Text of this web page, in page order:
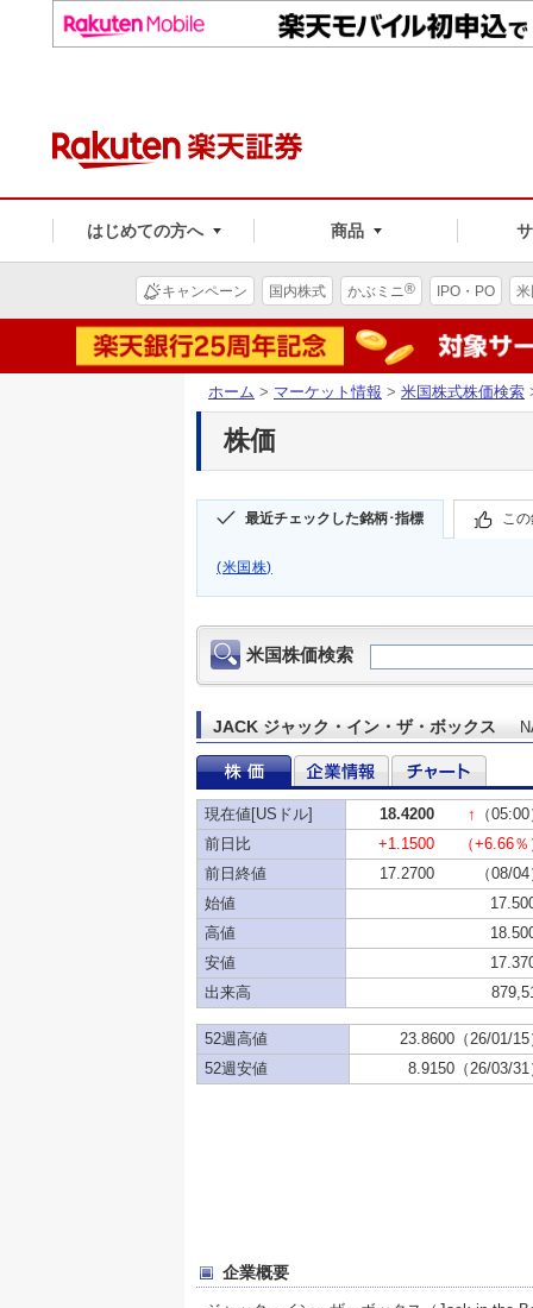
はじめての方へ 商品
キャンペーン 国内株式 かぶミニ® IPO・PO
ホーム > マーケット情報 > 米国株式株価検索
株価
最近チェックした銘柄･指標 こ
(米国株)